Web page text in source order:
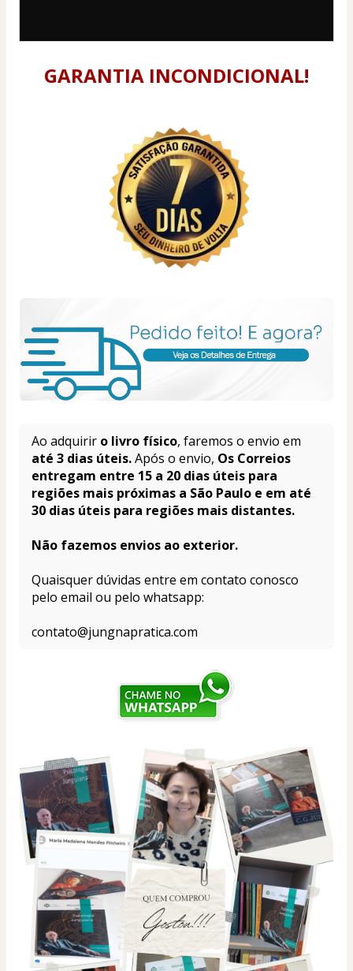
GARANTIA INCONDICIONAL!
Ao adquirir o livro físico, faremos o envio em
até 3 dias úteis. Após o envio, Os Correios
entregam entre 15 a 20 dias úteis para
regiões mais próximas a São Paulo e em até
30 dias úteis para regiões mais distantes.
Não fazemos envios ao exterior.
Quaisquer dúvidas entre em contato conosco
pelo email ou pelo whatsapp:
contato@jungnapratica.com